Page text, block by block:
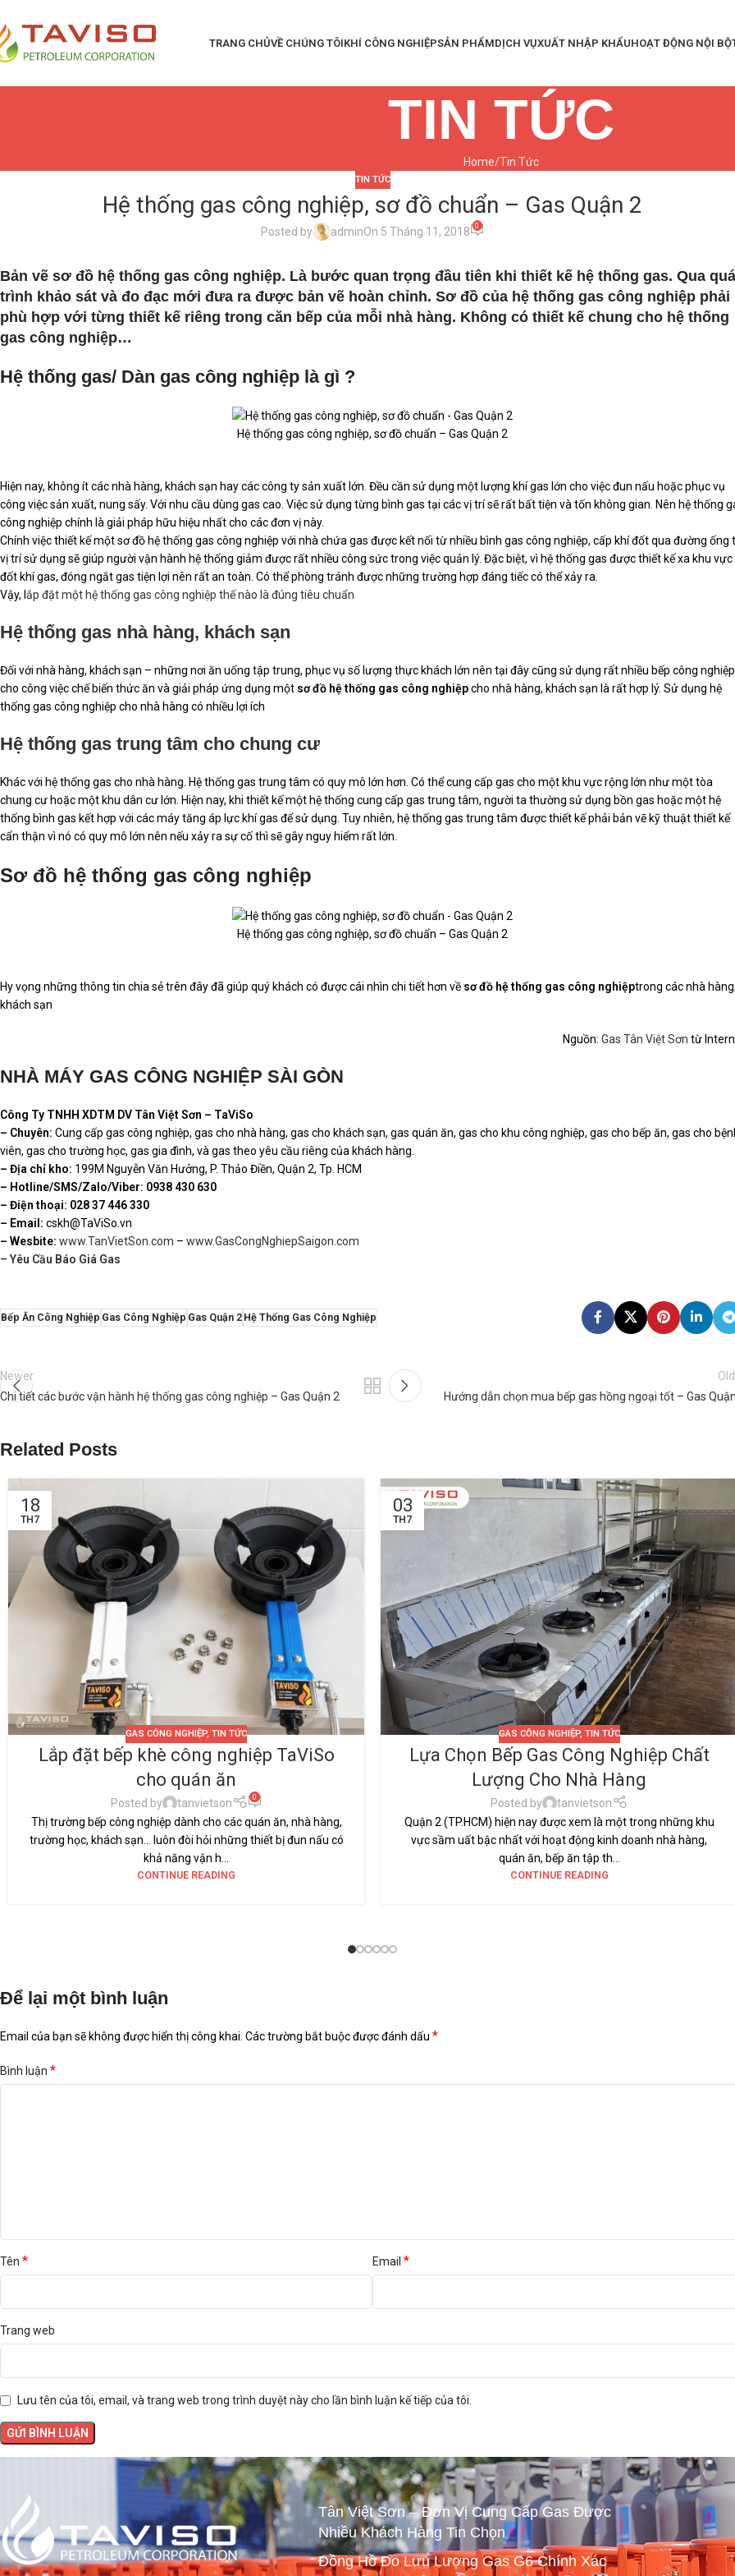
TRANG CHỦVỀ CHÚNG TÔIKHÍ CÔNG NGHIỆPSẢN PHẨMDỊCH VỤXUẤT NHẬP KHẨUHOẠT ĐỘNG NỘI BỘ
TIN TỨC
Home Tin Tức
TIN TỨC
Hệ thống gas công nghiệp, sơ đồ chuẩn – Gas Quận 2
Posted by adminOn 5 Tháng 11, 2018 0
Bản vẽ sơ đồ hệ thống gas công nghiệp. Là bước quan trọng đầu tiên khi thiết kế hệ thống gas. Qua quá
trình khảo sát và đo đạc mới đưa ra được bản vẽ hoàn chỉnh. Sơ đồ của hệ thống gas công nghiệp phải
phù hợp với từng thiết kế riêng trong căn bếp của mỗi nhà hàng. Không có thiết kế chung cho hệ thống
gas công nghiệp…
Hệ thống gas/ Dàn gas công nghiệp là gì ?
Hệ thống gas công nghiệp, sơ đồ chuẩn – Gas Quận 2
Hiện nay, không ít các nhà hàng, khách sạn hay các công ty sản xuất lớn. Đều cần sử dụng một lượng khí gas lớn cho việc đun nấu hoặc phục vụ
công việc sản xuất, nung sấy. Với nhu cầu dùng gas cao. Việc sử dụng từng bình gas tại các vị trí sẽ rất bất tiện và tốn không gian. Nên hệ thống
công nghiệp chính là giải pháp hữu hiệu nhất cho các đơn vị này.
Chính việc thiết kế một sơ đồ hệ thống gas công nghiệp với nhà chứa gas được kết nối từ nhiều bình gas công nghiệp, cấp khí đốt qua đường ống
vị trí sử dụng sẽ giúp người vận hành hệ thống giảm được rất nhiều công sức trong việc quản lý. Đặc biệt, vì hệ thống gas được thiết kế xa khu vực
đốt khí gas, đóng ngắt gas tiện lợi nên rất an toàn. Có thể phòng tránh được những trường hợp đáng tiếc có thể xảy ra.
Vậy, l ắp đặt một hệ thống gas công nghiệp thế nào là đúng tiêu chuẩn
Hệ thống gas nhà hàng, khách sạn
Đối với nhà hàng, khách sạn – những nơi ăn uống tập trung, phục vụ số lượng thực khách lớn nên tại đây cũng sử dụng rất nhiều bếp công nghiệp
cho công việc chế biến thức ăn và giải pháp ứng dụng một sơ đồ hệ thống gas công nghiệpcho nhà hàng, khách sạn là rất hợp lý. Sử dụng hệ
thống gas công nghiệp cho nhà hàng có nhiều lợi ích
Hệ thống gas trung tâm cho chung cư
Khác với hệ thống gas cho nhà hàng. Hệ thống gas trung tâm có quy mô lớn hơn. Có thể cung cấp gas cho một khu vực rộng lớn như một tòa
chung cư hoặc một khu dân cư lớn. Hiện nay, khi thiết kế một hệ thống cung cấp gas trung tâm, người ta thường sử dụng bồn gas hoặc một hệ
thống bình gas kết hợp với các máy tăng áp lực khí gas để sử dụng. Tuy nhiên, hệ thống gas trung tâm được thiết kế phải bản vẽ kỹ thuật thiết kế
cẩn thận vì nó có quy mô lớn nên nếu xảy ra sự cố thì sẽ gây nguy hiểm rất lớn.
Sơ đồ hệ thống gas công nghiệp
Hệ thống gas công nghiệp, sơ đồ chuẩn – Gas Quận 2
Hy vọng những thông tin chia sẻ trên đây đã giúp quý khách có được cái nhìn chi tiết hơn về sơ đồ hệ thống gas công nghiệptrong các nhà hàng,
khách sạn
Nguồn: Gas Tân Việt Sơn từ
NHÀ MÁY GAS CÔNG NGHIỆP SÀI GÒN
Công Ty TNHH XDTM DV Tân Việt Sơn – TaViSo
– Chuyên: Cung cấp gas công nghiệp, gas cho nhà hàng, gas cho khách sạn, gas quán ăn, gas cho khu công nghiệp, gas cho bếp ăn, gas cho
viên, gas cho trường học, gas gia đình, và gas theo yêu cầu riêng của khách hàng.
– Địa chỉ kho: 199M Nguyễn Văn Hưởng, P. Thảo Điền, Quận 2, Tp. HCM
– Hotline/SMS/Zalo/Viber: 0938 430 630
– Điện thoại: 028 37 446 330
– Email: cskh@TaViSo.vn
– Wesbite: www.TanVietSon.com – www.GasCongNghiepSaigon.com
– Yêu Cầu Báo Giá Gas
Bếp Ăn Công Nghiệp Gas Công Nghiệp Gas Quận 2Hệ Thống Gas Công Nghiệp
Newer
Chi tiết các bước vận hành hệ thống gas công nghiệp – Gas Quận 2
Hướng dẫn chọn mua bếp gas hồng ngoại tốt – Gas
Related Posts
18
TH7
GAS CÔNG NGHIỆP,TIN TỨC
Lắp đặt bếp khè công nghiệp TaViSo
cho quán ăn
Posted by tanvietson 0
Thị trường bếp công nghiệp dành cho các quán ăn, nhà hàng,
trường học, khách sạn… luôn đòi hỏi những thiết bị đun nấu có
khả năng vận h...
CONTINUE READING
03
TH7
GAS CÔNG NGHIỆP, TIN TỨC
Lựa Chọn Bếp Gas Công Nghiệp Chất
Lượng Cho Nhà Hàng
Posted by
tanvietson
Quận 2 (TP.HCM) hiện nay được xem là một trong những khu
vực sầm uất bậc nhất với hoạt động kinh doanh nhà hàng,
quán ăn, bếp ăn tập th...
CONTINUE READING
Để lại một bình luận
Email của bạn sẽ không được hiển thị công khai. Các trường bắt buộc được đánh dấu *
Bình luận *
Tên * Email*
Trang web
Lưu tên của tôi, email, và trang web trong trình duyệt này cho lần bình luận kế tiếp của tôi.
Tân Việt Sơn – Đơn Vị Cung Cấp Gas Được
Nhiều Khách Hàng Tin Chọn
Đồng Hồ Đo Lưu Lượng Gas G6 Chính Xác